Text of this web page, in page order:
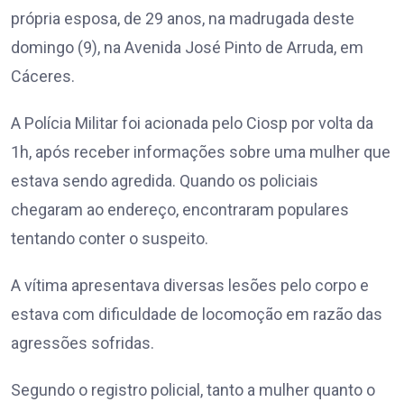
própria esposa, de 29 anos, na madrugada deste
domingo (9), na Avenida José Pinto de Arruda, em
Cáceres.
A Polícia Militar foi acionada pelo Ciosp por volta da
1h, após receber informações sobre uma mulher que
estava sendo agredida. Quando os policiais
chegaram ao endereço, encontraram populares
tentando conter o suspeito.
A vítima apresentava diversas lesões pelo corpo e
estava com dificuldade de locomoção em razão das
agressões sofridas.
Segundo o registro policial, tanto a mulher quanto o